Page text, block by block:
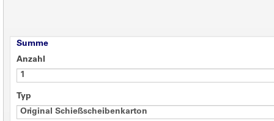
Summe
Anzahl
Typ